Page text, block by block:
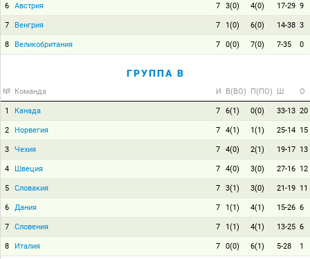
6 Австрия 7 3(0) 4(0) 17-29 9
7 Венгрия 7 1(0) 6(0) 14-38 3
8 Великобритания 7 0(0) 7(0) 7-35 0
ГРУППА B
№ Команда И В(ВО) П(ПО) Ш О
1 Канада 7 6(1) 0(0) 33-13 20
2 Норвегия 7 4(1) 1(1) 25-14 15
3 Чехия 7 4(0) 2(1) 19-17 13
4 Швеция 7 4(0) 3(0) 27-16 12
5 Словакия 7 3(1) 3(0) 21-19 11
6 Дания 7 1(1) 4(1) 15-26 6
7 Словения 7 1(1) 4(1) 13-25 6
8 Италия 7 0(0) 6(1) 5-28 1